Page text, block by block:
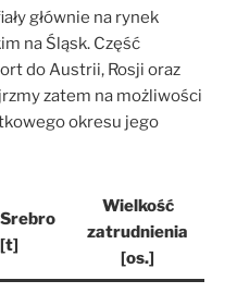
głównie na rynek
na Śląsk. Część
do Austrii, Rosji oraz
zatem na możliwości
okresu jego
Srebro
[t]
Wielkość
zatrudnienia
[os.]